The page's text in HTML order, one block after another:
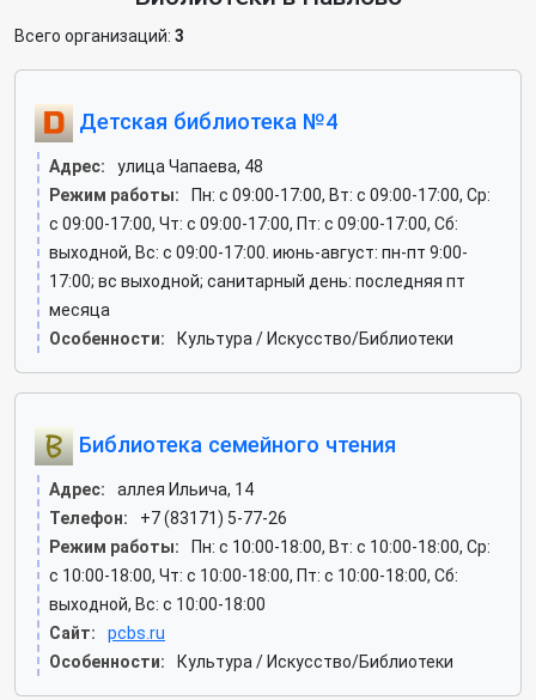
Всего организаций: 3
Детская библиотека №4
Адрес:
улица Чапаева, 48
Режим работы:
Пн: c 09:00-17:00, Вт: c 09:00-17:00, Ср:
c 09:00-17:00, Чт: c 09:00-17:00, Пт: c 09:00-17:00, Сб:
выходной, Вс: c 09:00-17:00. июнь-август: пн-пт 9:00-
17:00; вс выходной; санитарный день: последняя пт
месяца
Особенности:
Культура / Искусство/Библиотеки
Библиотека семейного чтения
Адрес:
аллея Ильича, 14
Телефон:
+7 (83171) 5-77-26
Режим работы:
Пн: c 10:00-18:00, Вт: c 10:00-18:00, Ср:
c 10:00-18:00, Чт: c 10:00-18:00, Пт: c 10:00-18:00, Сб:
выходной, Вс: c 10:00-18:00
Сайт:
pcbs.ru
Особенности:
Культура / Искусство/Библиотеки